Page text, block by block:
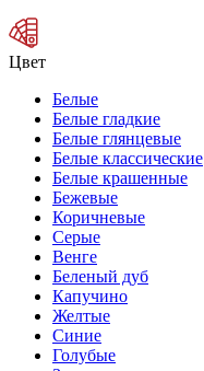
Цвет
Белые
Белые гладкие
Белые глянцевые
Белые классические
Белые крашенные
Бежевые
Коричневые
Серые
Венге
Беленый дуб
Капучино
Желтые
Синие
Голубые